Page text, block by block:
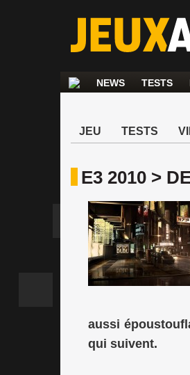
NEWS TESTS
JEU TESTS
E3 2010 >
aussi
qui suivent.